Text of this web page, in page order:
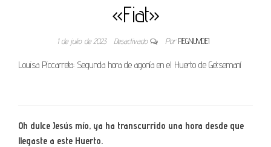
«Fiat»
1 de julio de 2023 Desactivado Por REGNUMDEI
Louisa Piccarreta: Segunda hora de agonía en el Huerto de Getsemaní
Oh dulce Jesús mío, ya ha transcurrido una hora desde que
llegaste a este Huerto.